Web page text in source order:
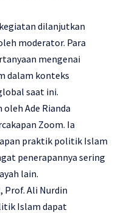
dilanjutkan
moderator. Para
mengenai
dalam konteks
saat ini.
Ade Rianda
Zoom. Ia
praktik politik Islam
penerapannya sering
lain.
Prof. Ali Nurdin
Islam dapat